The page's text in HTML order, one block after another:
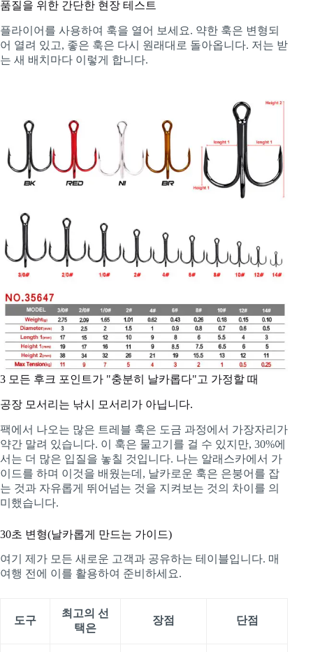
품질을 위한 간단한 현장 테스트
플라이어를 사용하여 훅을 열어 보세요. 약한 훅은 변형되
어 열려 있고, 좋은 훅은 다시 원래대로 돌아옵니다. 저는 받
는 새 배치마다 이렇게 합니다.
3 모든 후크 포인트가 "충분히 날카롭다"고 가정할 때
공장 모서리는 낚시 모서리가 아닙니다.
팩에서 나오는 많은 트레블 훅은 도금 과정에서 가장자리가
약간 말려 있습니다. 이 훅은 물고기를 걸 수 있지만, 30%에
서는 더 많은 입질을 놓칠 것입니다. 나는 알래스카에서 가
이드를 하며 이것을 배웠는데, 날카로운 훅은 은붕어를 잡
는 것과 자유롭게 뛰어넘는 것을 지켜보는 것의 차이를 의
미했습니다.
30초 변형(날카롭게 만드는 가이드)
여기 제가 모든 새로운 고객과 공유하는 테이블입니다. 매
여행 전에 이를 활용하여 준비하세요.
도구
최고의 선
택은
장점 단점